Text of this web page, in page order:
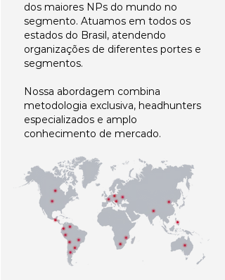
dos maiores NPs do mundo no
segmento. Atuamos em todos os
estados do Brasil, atendendo
organizações de diferentes portes e
segmentos.
Nossa abordagem combina
metodologia exclusiva, headhunters
especializados e amplo
conhecimento de mercado.